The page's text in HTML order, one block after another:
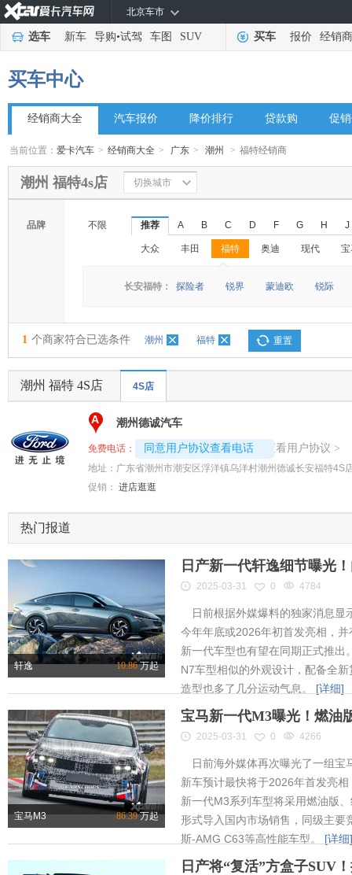
北京车市
选车 新车 导购•试驾 车图 SUV 买车 报价 经销商
买车中心
经销商大全 汽车报价 降价排行 贷款购 促
当前位置：爱卡汽车 > 经销商大全 > 广东 > 潮州 > 福特经销商
潮州 福特4s店 切换城市
品牌 不限 推荐 A B C D F G H J
大众 丰田 福特 奥迪 现代
◆
◆
长安福特： 探险者 锐界 蒙迪欧 锐际
1 个商家符合已选条件 潮州 福特 重置
潮州 福特 4S店 4S店
A 潮州德诚汽车
免费电话： 同意用户协议查看电话
4008192707-2141 查看用户协议 >
地址： 广东省潮州市潮安区浮洋镇乌洋村潮州德诚长安福特4S
促销： 进店逛逛
热门报道
轩逸 10.86万起
日产新一代轩逸细节曝光
2025-03-31 0 4784
日前根据外媒爆料的独家消息显
今年年底或2026年初首发亮相，
新一代车型也有望在同期正式推出
N7车型相似的外观设计，配备全
造型也多了几分运动气息。 [详细]
宝马M3 86.39万起
宝马新一代M3曝光！燃油
2025-03-31 0 4266
日前海外媒体再次曝光了一组宝
新车预计最快将于2026年首发亮
新一代M3系列车型将采用燃油版
形式导入国内市场销售，同级主要
斯-AMG C63等高性能车型。 [详细]
日产将“复活”方盒子SUV